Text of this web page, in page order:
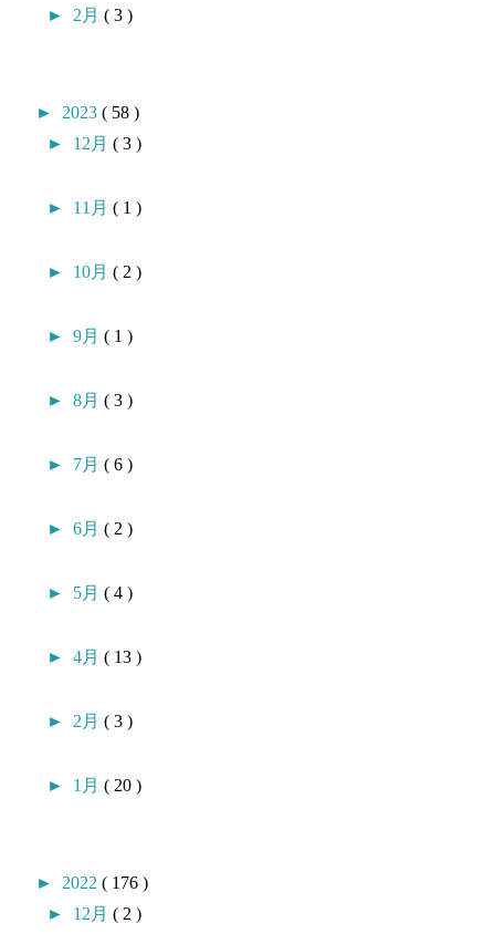
► 2月( 3 )
► 2023( 58 )
► 12月( 3 )
► 11月( 1 )
► 10月( 2 )
►9月( 1 )
►8月( 3 )
► 7月( 6 )
►6月( 2 )
► 5月( 4 )
►4月( 13 )
► 2月( 3 )
► 1月( 20 )
► 2022( 176 )
► 12月( 2 )